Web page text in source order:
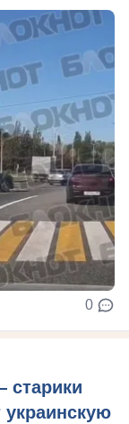
0
старики
украинскую